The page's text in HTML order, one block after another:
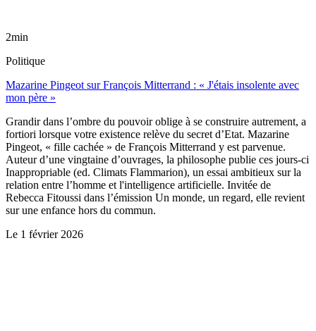
2min
Politique
Mazarine Pingeot sur François Mitterrand : « J'étais insolente avec
mon père »
Grandir dans l’ombre du pouvoir oblige à se construire autrement, a
fortiori lorsque votre existence relève du secret d’Etat. Mazarine
Pingeot, « fille cachée » de François Mitterrand y est parvenue.
Auteur d’une vingtaine d’ouvrages, la philosophe publie ces jours-ci
Inappropriable (ed. Climats Flammarion), un essai ambitieux sur la
relation entre l’homme et l'intelligence artificielle. Invitée de
Rebecca Fitoussi dans l’émission Un monde, un regard, elle revient
sur une enfance hors du commun.
Le 1 février 2026